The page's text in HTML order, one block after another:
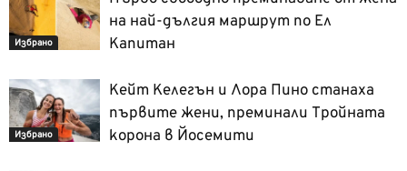
Избрано
на най-дългия маршрут по Ел
Капитан
Избрано
Кейт Келегън и Лора Пино станаха
първите жени, преминали Тройната
корона в Йосемити